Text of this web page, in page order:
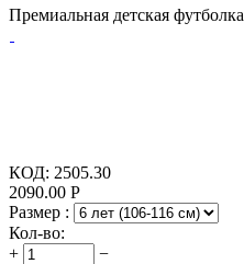
Премиальная детская футболка
КОД: 2505.30
2090.00 Р
Размер :
Кол-во:
+
−